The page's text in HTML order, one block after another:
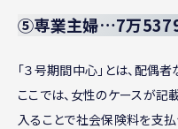
⑤専業主婦…7万
「３号期間中心」とは、配偶
ここでは、女性のケースが記
入ることで社会保険料を支